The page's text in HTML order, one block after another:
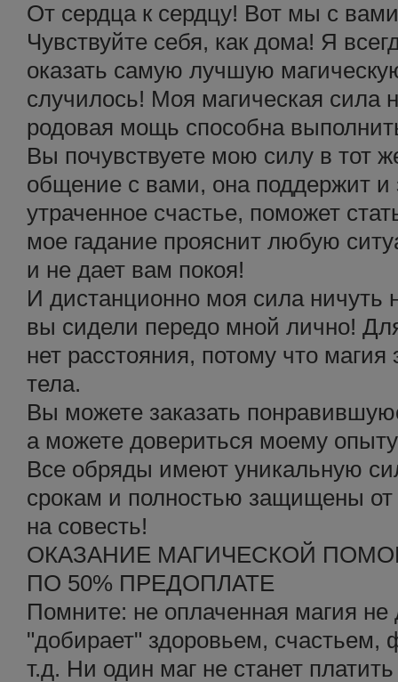
От сердца к сердцу! Вот мы с
Чувствуйте себя, как дома! Я
оказать самую лучшую
случилось! Моя магическая сила
родовая мощь способна
Вы почувствуете мою силу в тот
общение с вами, она поддержит и
утраченное счастье, поможет
мое гадание прояснит любую
и не дает вам покоя!
И дистанционно моя сила
вы сидели передо мной лично!
нет расстояния, потому что магия
тела.
Вы можете заказать
а можете довериться моему
Все обряды имеют уникальную
срокам и полностью защищены
на совесть!
ОКАЗАНИЕ МАГИЧЕСКОЙ
ПО 50% ПРЕДОПЛАТЕ
Помните: не оплаченная магия не
"добирает" здоровьем,
т.д. Ни один маг не станет